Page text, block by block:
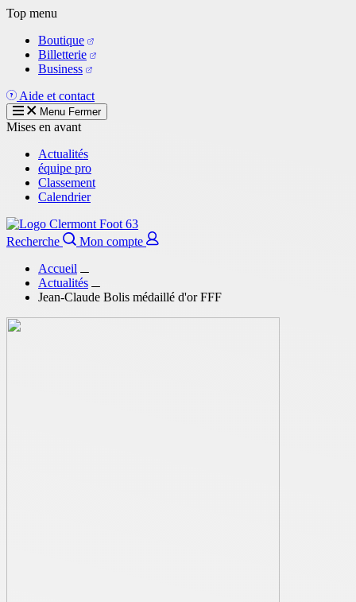
Aller
contenu
principal
Top menu
Boutique
Billetterie
Business
Aide et contact
Menu Fermer
Mises en avant
Actualités
équipe pro
Classement
Calendrier
Recherche
Mon compte
Accueil
Actualités
Jean-Claude Bolis médaillé d'or FFF